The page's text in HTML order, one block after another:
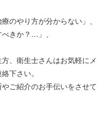
のやり方が分からない」、
きか？…」、
、衛生士さんはお気軽にメ
下さい。
ご紹介のお手伝いをさせて